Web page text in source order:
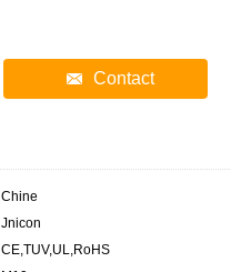
Contact
Chine
Jnicon
CE,TUV,UL,RoHS